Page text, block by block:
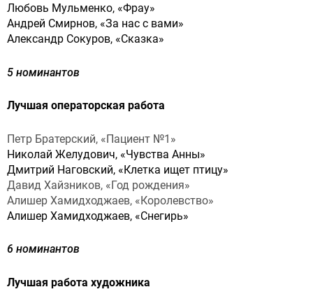
Любовь Мульменко, «Фрау»
Андрей Смирнов, «За нас с вами»
Александр Сокуров, «Сказка»
5 номинантов
Лучшая операторская работа
Петр Братерский, «Пациент №1»
Николай Желудович, «Чувства Анны»
Дмитрий Наговский, «Клетка ищет птицу»
Давид Хайзников, «Год рождения»
Алишер Хамидходжаев, «Королевство»
Алишер Хамидходжаев, «Снегирь»
6 номинантов
Лучшая работа художника